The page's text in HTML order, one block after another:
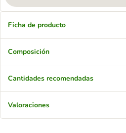
Ficha de producto
Composición
Cantidades recomendadas
Valoraciones